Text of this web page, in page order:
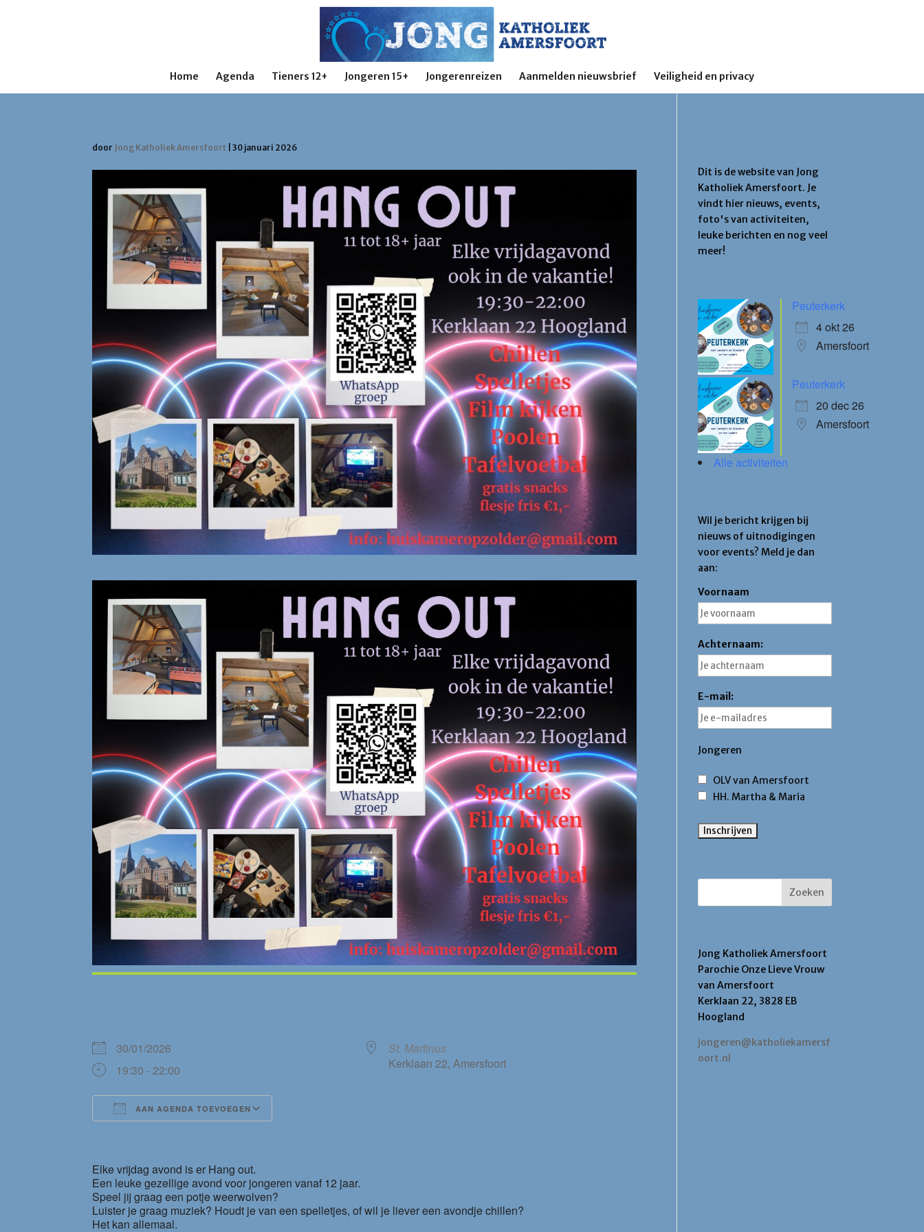
Home Agenda Tieners 12+ Jongeren 15+ Jongerenreizen Aanmelden nieuwsbrief Veiligheid en privacy
door Jong Katholiek Amersfoort |30 januari 2026
30/01/2026
19:30 - 22:00
AAN AGENDA TOEVOEGEN
St. Martinus
Kerklaan 22, Amersfoort
Elke vrijdag avond is er Hang out.
Een leuke gezellige avond voor jongeren vanaf 12 jaar.
Speel jij graag een potje weerwolven?
Luister je graag muziek? Houdt je van een spelletjes, of wil je liever een avondje chillen?
Het kan allemaal.
Dit is de website van Jong
Katholiek Amersfoort. Je
vindt hier nieuws, events,
foto's van activiteiten,
leuke berichten en nog veel
meer!
Peuterkerk
4 okt 26
Amersfoort
Peuterkerk
20 dec 26
Amersfoort
Alle activiteiten
Wil je bericht krijgen bij
nieuws of uitnodigingen
voor events? Meld je dan
aan:
Voornaam
Achternaam:
E-mail:
Jongeren
OLV van Amersfoort
HH. Martha & Maria
Jong Katholiek Amersfoort
Parochie Onze Lieve Vrouw
van Amersfoort
Kerklaan 22, 3828 EB
Hoogland
jongeren@katholiekamersf
oort.nl